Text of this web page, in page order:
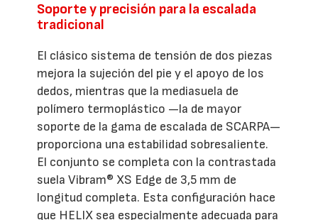
Soporte y precisión para la escalada
tradicional
El clásico sistema de tensión de dos piezas
mejora la sujeción del pie y el apoyo de los
dedos, mientras que la mediasuela de
polímero termoplástico —la de mayor
soporte de la gama de escalada de SCARPA—
proporciona una estabilidad sobresaliente.
El conjunto se completa con la contrastada
suela Vibram® XS Edge de 3,5 mm de
longitud completa. Esta configuración hace
que HELIX sea especialmente adecuada para